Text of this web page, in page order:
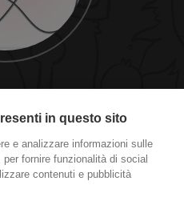
ASMR!!in questo sito
e analizzare informazioni sulle
fornire funzionalità di social
contenuti e pubblicità